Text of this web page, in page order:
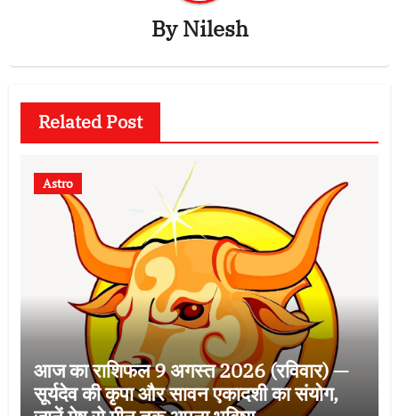
ByNilesh
Related Post
Astro
आज का राशिफल 9 अगस्त 2026 (रविवार) —
सूर्यदेव की कृपा और सावन एकादशी का संयोग,